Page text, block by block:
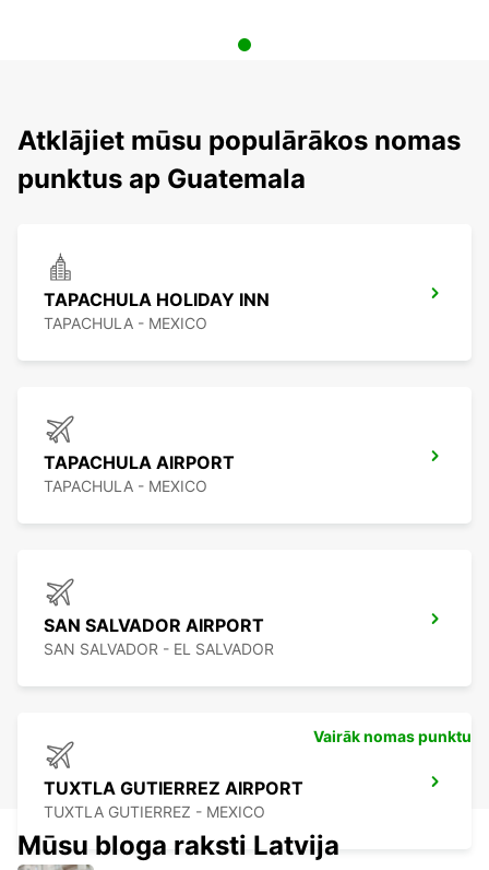
Atklājiet mūsu populārākos nomas
punktus ap Guatemala
TAPACHULA HOLIDAY INN
TAPACHULA - MEXICO
TAPACHULA AIRPORT
TAPACHULA - MEXICO
SAN SALVADOR AIRPORT
SAN SALVADOR - EL SALVADOR
TUXTLA GUTIERREZ AIRPORT
TUXTLA GUTIERREZ - MEXICO
Vairāk nomas punktu
Mūsu bloga raksti Latvija